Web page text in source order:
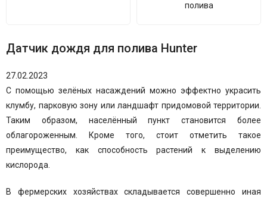
полива
Датчик дождя для полива Hunter
27.02.2023
С помощью зелёных насаждений можно эффектно украсить
клумбу, парковую зону или ландшафт придомовой территории.
Таким образом, населённый пункт становится более
облагороженным. Кроме того, стоит отметить такое
преимущество, как способность растений к выделению
кислорода.
В фермерских хозяйствах складывается совершенно иная